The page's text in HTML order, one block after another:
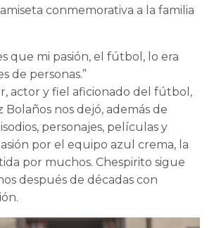
conmemorativa a la familia
que mi pasión, el fútbol, lo era
de personas.”
actor y fiel aficionado del fútbol,
nos dejó, además de
personajes, películas y
por el equipo azul crema, la
por muchos. Chespirito sigue
después de décadas con